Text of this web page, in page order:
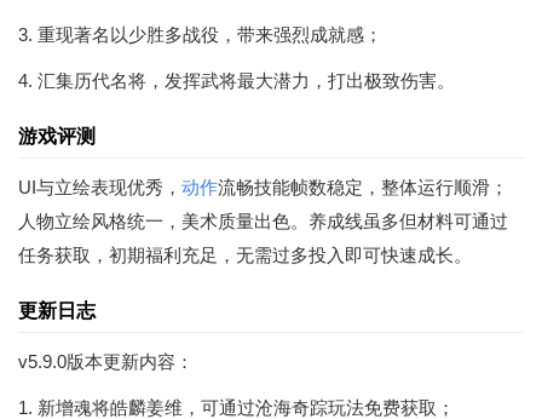
3. 重现著名以少胜多战役，带来强烈成就感；
4. 汇集历代名将，发挥武将最大潜力，打出极致伤害。
游戏评测
UI与立绘表现优秀， 动作流畅技能帧数稳定，整体运行顺滑；
人物立绘风格统一，美术质量出色。养成线虽多但材料可通过
任务获取，初期福利充足，无需过多投入即可快速成长。
更新日志
v5.9.0版本更新内容：
1. 新增魂将皓麟姜维，可通过沧海奇踪玩法免费获取；